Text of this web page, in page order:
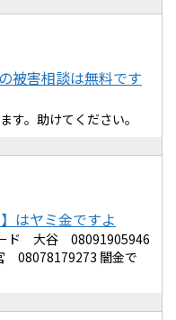
被害相談は無料です
す。助けてください。
はヤミ金ですよ
ド 大谷 08091905946
08078179273 闇金で